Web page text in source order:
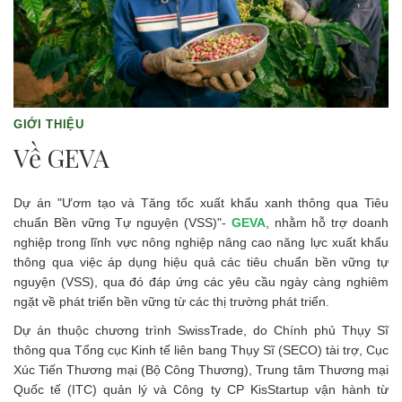
GIỚI THIỆU
Về GEVA
Dự án "Ươm tạo và Tăng tốc xuất khẩu xanh thông qua Tiêu
chuẩn Bền vững Tự nguyện (VSS)"- GEVA, nhằm hỗ trợ doanh
nghiệp trong lĩnh vực nông nghiệp nâng cao năng lực xuất khẩu
thông qua việc áp dụng hiệu quả các tiêu chuẩn bền vững tự
nguyện (VSS), qua đó đáp ứng các yêu cầu ngày càng nghiêm
ngặt về phát triển bền vững từ các thị trường phát triển.
Dự án thuộc chương trình SwissTrade, do Chính phủ Thụy Sĩ
thông qua Tổng cục Kinh tế liên bang Thụy Sĩ (SECO) tài trợ, Cục
Xúc Tiến Thương mại (Bộ Công Thương), Trung tâm Thương mại
Quốc tế (ITC) quản lý và Công ty CP KisStartup vận hành từ